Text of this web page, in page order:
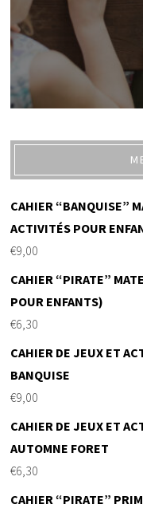
CAHIER “BANQUISE”
ACTIVITÉS POUR
€9,00
CAHIER “PIRATE”
POUR ENFANTS)
€6,30
CAHIER DE JEUX ET
BANQUISE
€9,00
CAHIER DE JEUX ET
AUTOMNE FORET
€6,30
CAHIER “PIRATE”